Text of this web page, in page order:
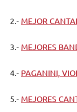
2.- MEJOR
3.- MEJORES
4.- PAGANINI,
5.- MEJORES